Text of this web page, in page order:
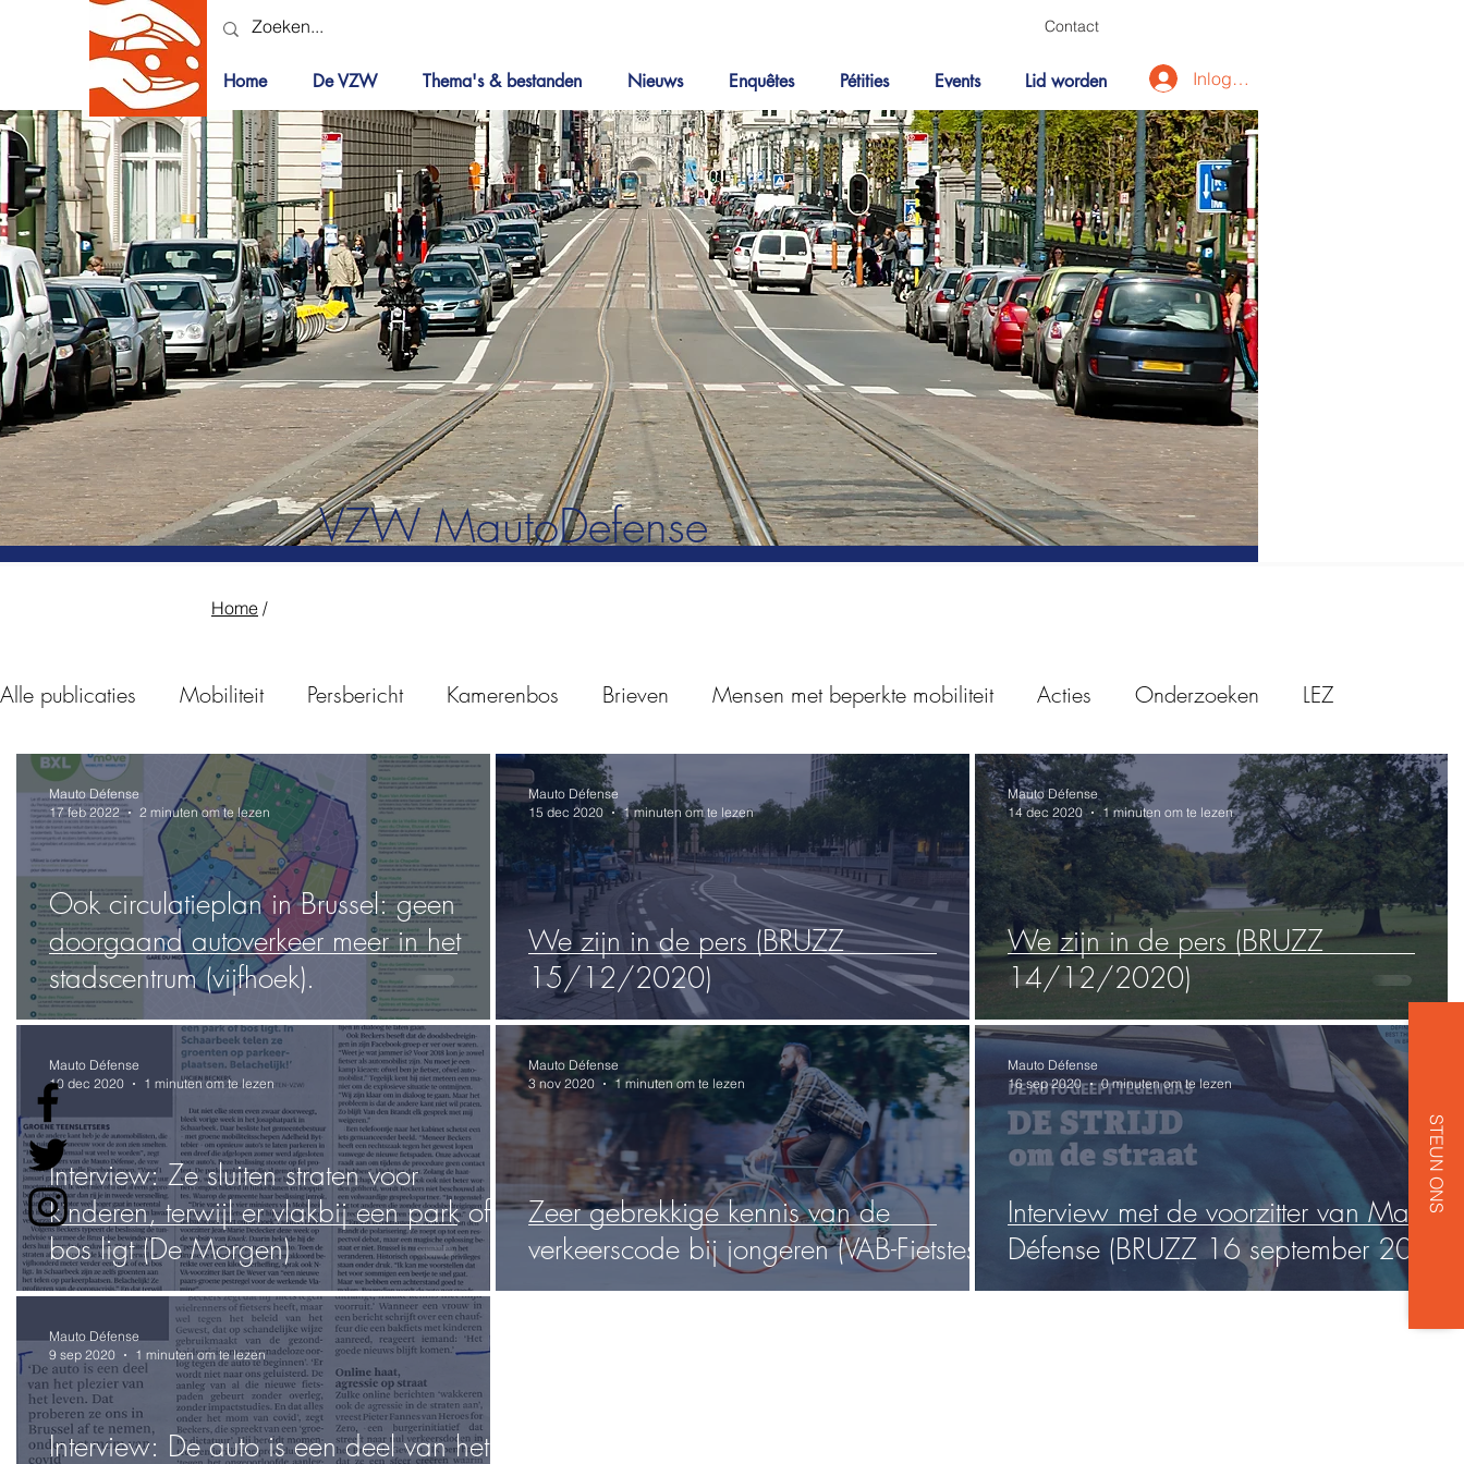
Contact
Home De VZW Thema's & bestanden Nieuws Enquêtes Pétities Events Lid worden Inloggen
STEUN ONS
VZW MautoDefense
Home /
Alle publicaties Mobiliteit Persbericht Kamerenbos Brieven Mensen met beperkte mobiliteit Acties Onderzoeken LEZ
30km/u Fietspaden Persoverzicht Belastingen Stad Brussel Parlementaire vragen Brussels hoofdstedelijk gewest
Verkeersongevallen Good Move
Ook circulatieplan in Brussel: geen
doorgaand autoverkeer meer in het
stadscentrum (vijfhoek).
Mauto Défense
17 feb 2022
2 minuten om te lezen
We zijn in de pers (BRUZZ
15/12/2020)
Mauto Défense
15 dec 2020
1 minuten om te lezen
We zijn in de pers (BRUZZ
14/12/2020)
Mauto Défense
14 dec 2020
1 minuten om te lezen
Interview: Ze sluiten straten voor
kinderen, terwijl er vlakbij een park of
bos ligt (De Morgen)
Mauto Défense
10 dec 2020
1 minuten om te lezen
Zeer gebrekkige kennis van de
verkeerscode bij jongeren (VAB-Fietstest)
Mauto Défense
3 nov 2020
1 minuten om te lezen
Interview met de voorzitter van Mauto
Défense (BRUZZ 16 september 2020)
Mauto Défense
16 sep 2020
0 minuten om te lezen
Interview: De auto is een deel van het
Mauto Défense
9 sep 2020
1 minuten om te lezen